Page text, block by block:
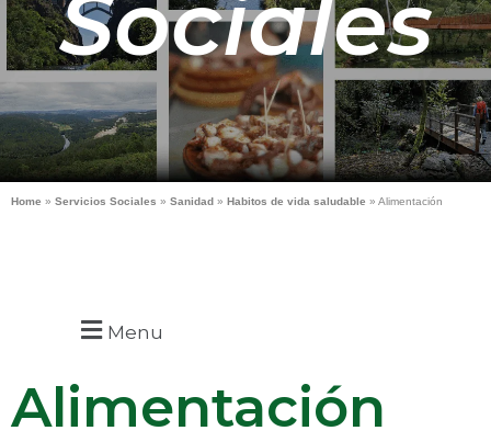
Sociales
Home » Servicios Sociales » Sanidad » Habitos de vida saludable » Alimentación
Menu
Alimentación